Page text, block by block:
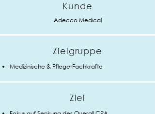
Kunde
Adecco Medical
Zielgruppe
Medizinische & Pflege-Fachkräfte
Ziel